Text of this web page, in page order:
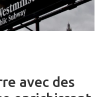
avec des